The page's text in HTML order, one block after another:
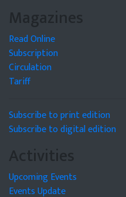
Magazines
Read Online
Subscription
Circulation
Tariff
Subscribe to print edition
Subscribe to digital edition
Activities
Upcoming Events
Events Update